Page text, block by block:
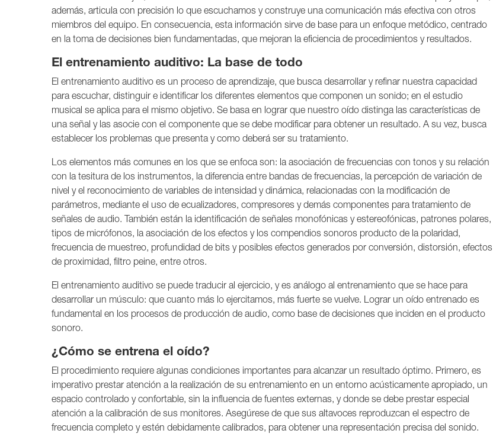
además, articula con precisión lo que escuchamos y construye una comunicación más efectiva con otros
miembros del equipo. En consecuencia, esta información sirve de base para un enfoque metódico, centrado
en la toma de decisiones bien fundamentadas, que mejoran la eficiencia de procedimientos y resultados.
El entrenamiento auditivo: La base de todo
El entrenamiento auditivo es un proceso de aprendizaje, que busca desarrollar y refinar nuestra capacidad
para escuchar, distinguir e identificar los diferentes elementos que componen un sonido; en el estudio
musical se aplica para el mismo objetivo. Se basa en lograr que nuestro oído distinga las características de
una señal y las asocie con el componente que se debe modificar para obtener un resultado. A su vez, busca
establecer los problemas que presenta y como deberá ser su tratamiento.
Los elementos más comunes en los que se enfoca son: la asociación de frecuencias con tonos y su relación
con la tesitura de los instrumentos, la diferencia entre bandas de frecuencias, la percepción de variación de
nivel y el reconocimiento de variables de intensidad y dinámica, relacionadas con la modificación de
parámetros, mediante el uso de ecualizadores, compresores y demás componentes para tratamiento de
señales de audio. También están la identificación de señales monofónicas y estereofónicas, patrones polares,
tipos de micrófonos, la asociación de los efectos y los compendios sonoros producto de la polaridad,
frecuencia de muestreo, profundidad de bits y posibles efectos generados por conversión, distorsión, efectos
de proximidad, filtro peine, entre otros.
El entrenamiento auditivo se puede traducir al ejercicio, y es análogo al entrenamiento que se hace para
desarrollar un músculo: que cuanto más lo ejercitamos, más fuerte se vuelve. Lograr un oído entrenado es
fundamental en los procesos de producción de audio, como base de decisiones que inciden en el producto
sonoro.
¿Cómo se entrena el oído?
El procedimiento requiere algunas condiciones importantes para alcanzar un resultado óptimo. Primero, es
imperativo prestar atención a la realización de su entrenamiento en un entorno acústicamente apropiado, un
espacio controlado y confortable, sin la influencia de fuentes externas, y donde se debe prestar especial
atención a la calibración de sus monitores. Asegúrese de que sus altavoces reproduzcan el espectro de
frecuencia completo y estén debidamente calibrados, para obtener una representación precisa del sonido.